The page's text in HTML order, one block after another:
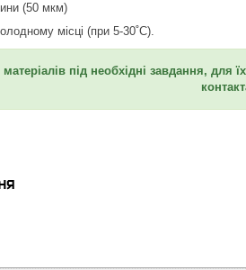
(50 мкм)
місці (при 5-30˚C).
під необхідні завдання, для